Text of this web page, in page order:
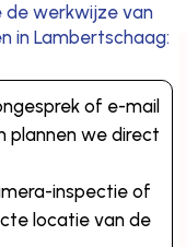
de werkwijze van
in Lambertschaag:
of e-mail
plannen we direct
inspectie of
locatie van de